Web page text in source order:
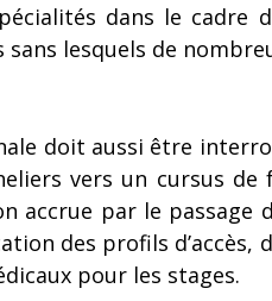
dans le
lesquels de
doit aussi être
vers un cursus
par le passage
des profils d’accès,
pour les stages.